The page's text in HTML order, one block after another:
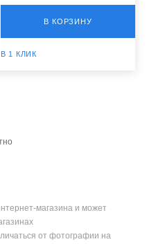
В КОРЗИНУ
1 КЛИК
магазина и может
от фотографии на